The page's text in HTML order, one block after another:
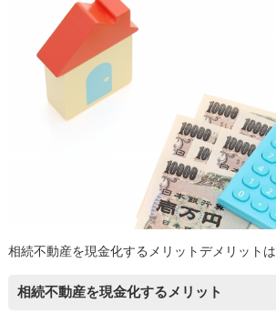
相続不動産を現金化するメリットデメリットは
相続不動産を現金化するメリット